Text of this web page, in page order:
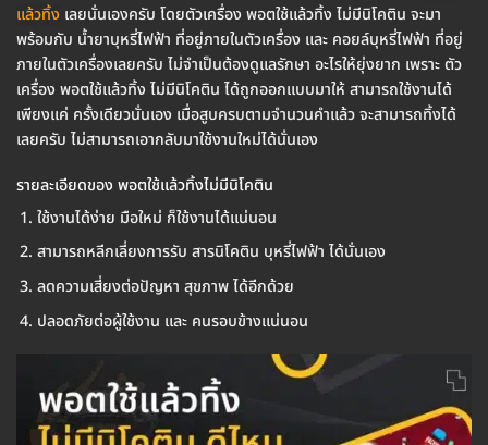
แล้วทิ้ง เลยนั่นเองครับ โดยตัวเครื่อง พอตใช้แล้วทิ้ง ไม่มีนิโคติน จะมา
พร้อมกับ น้ำยาบุหรี่ไฟฟ้า ที่อยู่ภายในตัวเครื่อง และ คอยล์บุหรี่ไฟฟ้า ที่อยู่
ภายในตัวเครื่องเลยครับ ไม่จำเป็นต้องดูแลรักษา อะไรให้ยุ่งยาก เพราะ ตัว
เครื่อง พอตใช้แล้วทิ้ง ไม่มีนิโคติน ได้ถูกออกแบบมาให้ สามารถใช้งานได้
เพียงแค่ ครั้งเดียวนั่นเอง เมื่อสูบครบตามจำนวนคำแล้ว จะสามารถทิ้งได้
เลยครับ ไม่สามารถเอากลับมาใช้งานใหม่ได้นั่นเอง
รายละเอียดของ พอตใช้แล้วทิ้งไม่มีนิโคติน
ใช้งานได้ง่าย มือใหม่ ก็ใช้งานได้แน่นอน
สามารถหลีกเลี่ยงการรับ สารนิโคติน บุหรี่ไฟฟ้า ได้นั่นเอง
ลดความเสี่ยงต่อปัญหา สุขภาพ ได้อีกด้วย
ปลอดภัยต่อผู้ใช้งาน และ คนรอบข้างแน่นอน